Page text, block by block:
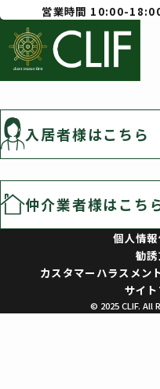
営業時間 10:00-
入居者様はこちら
仲介業者様はこち
個人情
勧
カスタマーハラスメン
サイ
© 2025 CLIF. All